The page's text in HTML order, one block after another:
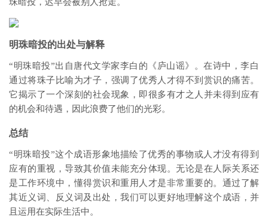
明珠暗投的出处与解释
“明珠暗投”出自唐代文学家李白的《庐山谣》。在诗中，李白
通过将珠子比喻为才子，强调了优秀人才得不到赏识的痛苦。
它揭示了一个深刻的社会现象，即很多有才之人并未得到应有
的机会和待遇，因此浪费了他们的光彩。
总结
“明珠暗投”这个成语形象地描绘了优秀的事物或人才没有得到
应有的重视，导致其价值未能充分体现。无论是在人际关系还
是工作环境中，懂得赏识和重用人才是非常重要的。通过了解
其近义词、反义词及出处，我们可以更好地理解这个成语，并
且运用在实际生活中。